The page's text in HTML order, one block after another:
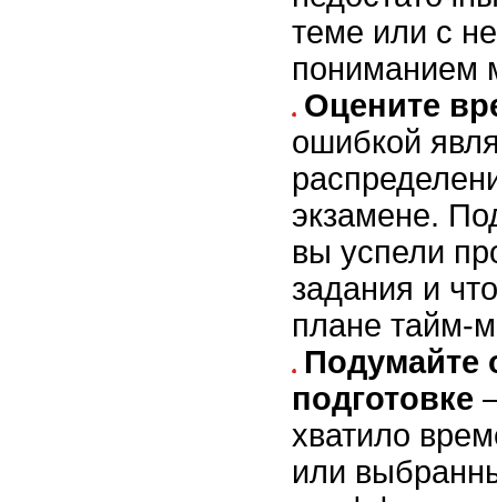
теме или с
пониманием
Оцените
ошибкой
экзамене.
вы успели
задания и
плане тайм-
Подумайте
подготовке
хватило
или